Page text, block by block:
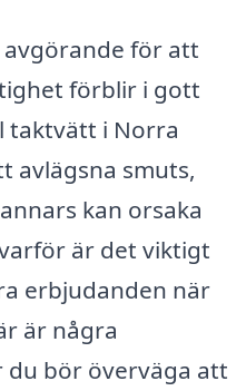
för att
förblir i gott
taktvätt i Norra
avlägsna smuts,
kan orsaka
är det viktigt
erbjudanden när
är några
bör överväga att